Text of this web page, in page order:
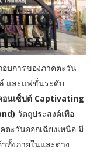
บการของภาคตะวัน
และแฟชั่นระดับ
อนเซ็ปต์ Captivating
วัตถุประสงค์เพื่อ
ตะวันออกเฉียงเหนือ มี
ทั้งภายในและต่าง